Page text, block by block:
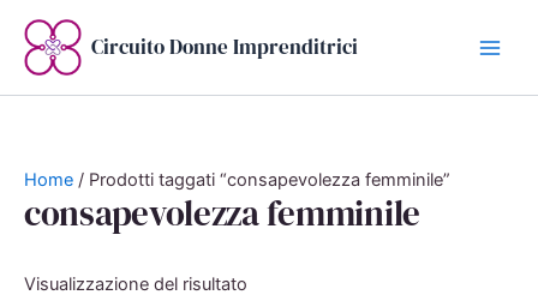
contenuto
Circuito Donne Imprenditrici
Home / Prodotti taggati “consapevolezza femminile”
consapevolezza femminile
Visualizzazione del risultato